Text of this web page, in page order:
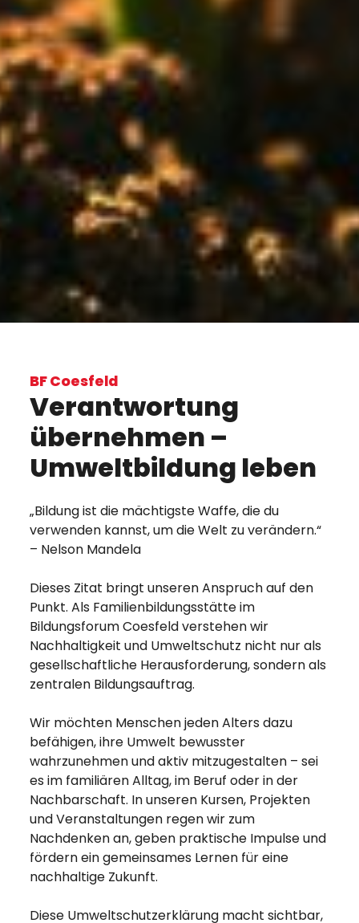
BF Coesfeld
Verantwortung
übernehmen –
Umweltbildung leben
„Bildung ist die mächtigste Waffe, die du
verwenden kannst, um die Welt zu verändern.“
– Nelson Mandela
Dieses Zitat bringt unseren Anspruch auf den
Punkt. Als Familienbildungsstätte im
Bildungsforum Coesfeld verstehen wir
Nachhaltigkeit und Umweltschutz nicht nur als
gesellschaftliche Herausforderung, sondern als
zentralen Bildungsauftrag.
Wir möchten Menschen jeden Alters dazu
befähigen, ihre Umwelt bewusster
wahrzunehmen und aktiv mitzugestalten – sei
es im familiären Alltag, im Beruf oder in der
Nachbarschaft. In unseren Kursen, Projekten
und Veranstaltungen regen wir zum
Nachdenken an, geben praktische Impulse und
fördern ein gemeinsames Lernen für eine
nachhaltige Zukunft.
Diese Umweltschutzerklärung macht sichtbar,